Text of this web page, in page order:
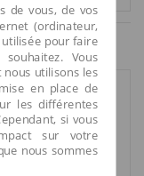
de vous, de vos
(ordinateur,
pour faire
Vous
utilisons les
en place de
les différentes
si vous
sur votre
nous sommes